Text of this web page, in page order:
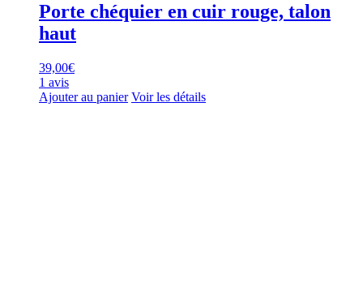
Porte chéquier en cuir rouge, talon
haut
39,00€
1 avis
Ajouter au panier Voir les détails